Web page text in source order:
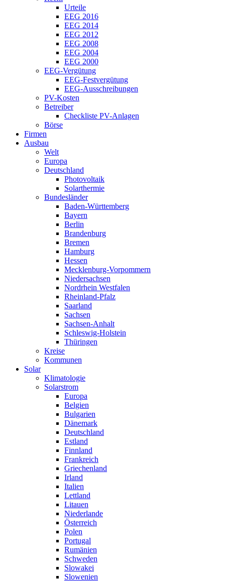
Urteile
EEG 2016
EEG 2014
EEG 2012
EEG 2008
EEG 2004
EEG 2000
EEG-Vergütung
EEG-Festvergütung
EEG-Ausschreibungen
PV-Kosten
Betreiber
Checkliste PV-Anlagen
Börse
Firmen
Ausbau
Welt
Europa
Deutschland
Photovoltaik
Solarthermie
Bundesländer
Baden-Württemberg
Bayern
Berlin
Brandenburg
Bremen
Hamburg
Hessen
Mecklenburg-Vorpommern
Niedersachsen
Nordrhein Westfalen
Rheinland-Pfalz
Saarland
Sachsen
Sachsen-Anhalt
Schleswig-Holstein
Thüringen
Kreise
Kommunen
Solar
Klimatologie
Solarstrom
Europa
Belgien
Bulgarien
Dänemark
Deutschland
Estland
Finnland
Frankreich
Griechenland
Irland
Italien
Lettland
Litauen
Niederlande
Österreich
Polen
Portugal
Rumänien
Schweden
Slowakei
Slowenien